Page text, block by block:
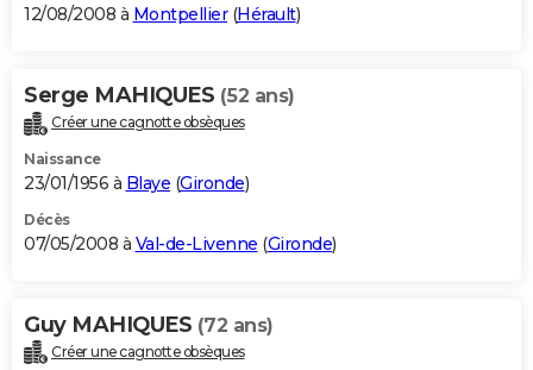
12/08/2008 à Montpellier(Hérault)
Serge MAHIQUES (52 ans)
Créer une cagnotte obsèques
Naissance
23/01/1956 à Blaye (Gironde)
Décès
07/05/2008 à Val-de-Livenne (Gironde)
Guy MAHIQUES (72 ans)
Créer une cagnotte obsèques